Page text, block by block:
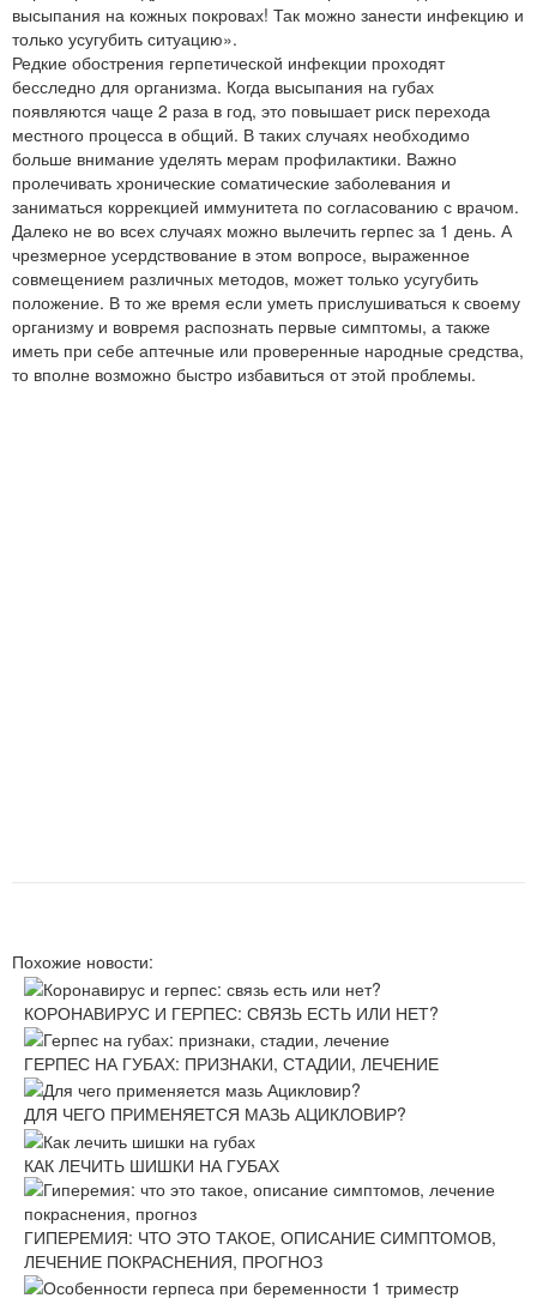
высыпания на кожных покровах! Так можно занести инфекцию и
только усугубить ситуацию».
Редкие обострения герпетической инфекции проходят
бесследно для организма. Когда высыпания на губах
появляются чаще 2 раза в год, это повышает риск перехода
местного процесса в общий. В таких случаях необходимо
больше внимание уделять мерам профилактики. Важно
пролечивать хронические соматические заболевания и
заниматься коррекцией иммунитета по согласованию с врачом.
Далеко не во всех случаях можно вылечить герпес за 1 день. А
чрезмерное усердствование в этом вопросе, выраженное
совмещением различных методов, может только усугубить
положение. В то же время если уметь прислушиваться к своему
организму и вовремя распознать первые симптомы, а также
иметь при себе аптечные или проверенные народные средства,
то вполне возможно быстро избавиться от этой проблемы.
Похожие новости:
КОРОНАВИРУС И ГЕРПЕС: СВЯЗЬ ЕСТЬ ИЛИ НЕТ?
ГЕРПЕС НА ГУБАХ: ПРИЗНАКИ, СТАДИИ, ЛЕЧЕНИЕ
ДЛЯ ЧЕГО ПРИМЕНЯЕТСЯ МАЗЬ АЦИКЛОВИР?
КАК ЛЕЧИТЬ ШИШКИ НА ГУБАХ
ГИПЕРЕМИЯ: ЧТО ЭТО ТАКОЕ, ОПИСАНИЕ СИМПТОМОВ,
ЛЕЧЕНИЕ ПОКРАСНЕНИЯ, ПРОГНОЗ